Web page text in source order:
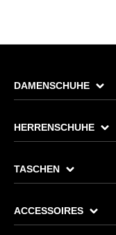
DAMENSCHUHE
HERRENSCHUHE
TASCHEN
ACCESSOIRES